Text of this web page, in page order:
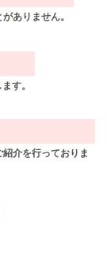
ありません。
す。
介を行っておりま